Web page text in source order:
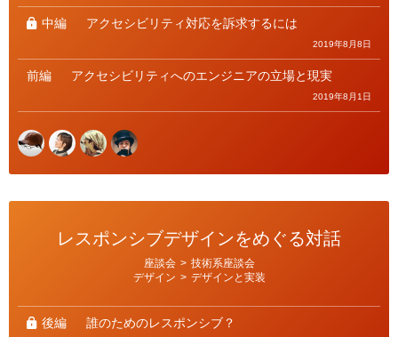
中編 アクセシビリティ対応を訴求するには
2019年8月8日
前編 アクセシビリティへのエンジニアの立場と現実
2019年8月1日
レスポンシブデザインをめぐる対話
ー
座談会 > 技術系座談会
デザイン > デザインと実装
後編 誰のためのレスポンシブ？